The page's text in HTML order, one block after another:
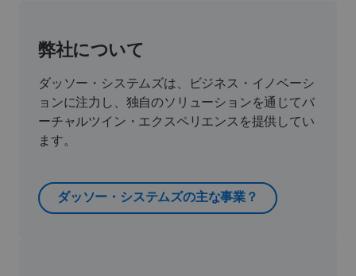
弊社について
ダッソー・システムズは、ビジネス・イノベーシ
ョンに注力し、独自のソリューションを通じてバ
ーチャルツイン・エクスペリエンスを提供してい
ます。
ダッソー・システムズの主な事業？